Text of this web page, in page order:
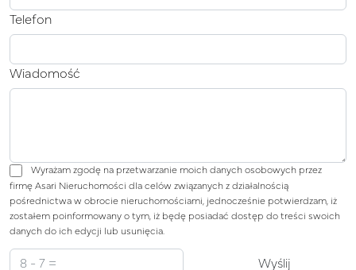
Telefon
Wiadomość
Wyrażam zgodę na przetwarzanie moich danych osobowych przez
firmę Asari Nieruchomości dla celów związanych z działalnością
pośrednictwa w obrocie nieruchomościami, jednocześnie potwierdzam, iż
zostałem poinformowany o tym, iż będę posiadać dostęp do treści swoich
danych do ich edycji lub usunięcia.